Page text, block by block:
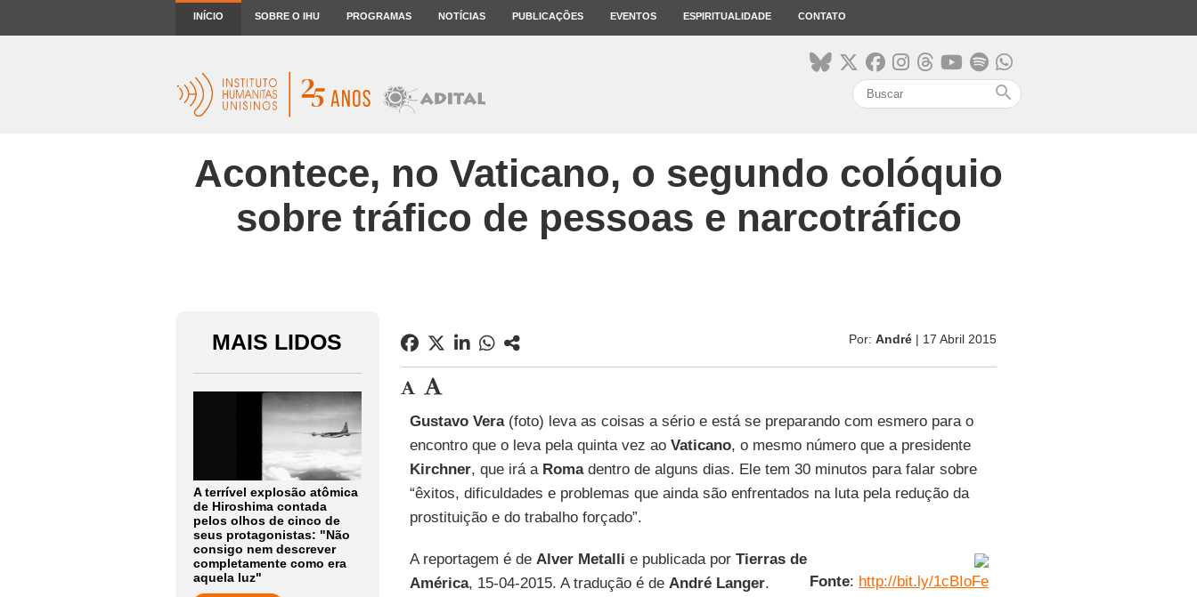
INÍCIO SOBRE O IHU PROGRAMAS NOTÍCIAS PUBLICAÇÕES EVENTOS ESPIRITUALIDADE CONTATO
search
Acontece, no Vaticano, o segundo colóquio
sobre tráfico de pessoas e narcotráfico
MAIS LIDOS
A terrível explosão atômica
de Hiroshima contada
pelos olhos de cinco de
seus protagonistas: "Não
consigo nem descrever
completamente como era
aquela luz"
Por: André| 17 Abril 2015
Gustavo Vera(foto) leva as coisas a sério e está se preparando com esmero para o
encontro que o leva pela quinta vez ao Vaticano, o mesmo número que a presidente
Kirchner, que irá a Romadentro de alguns dias. Ele tem 30 minutos para falar sobre
“êxitos, dificuldades e problemas que ainda são enfrentados na luta pela redução da
prostituição e do trabalho forçado”.
Fonte: http://bit.ly/1cBIoFe
A reportagem é de Alver Metalli e publicada por Tierras de
América, 15-04-2015. A tradução é de André Langer.